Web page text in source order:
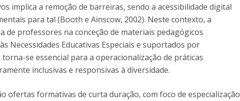
implica a remoção de barreiras, sendo a acessibilidade digital
para tal (Booth e Ainscow, 2002). Neste contexto, a
de professores na conceção de materiais pedagógicos
Necessidades Educativas Especiais e suportados por
se essencial para a operacionalização de práticas
inclusivas e responsivas à diversidade.
ofertas formativas de curta duração, com foco de especialização